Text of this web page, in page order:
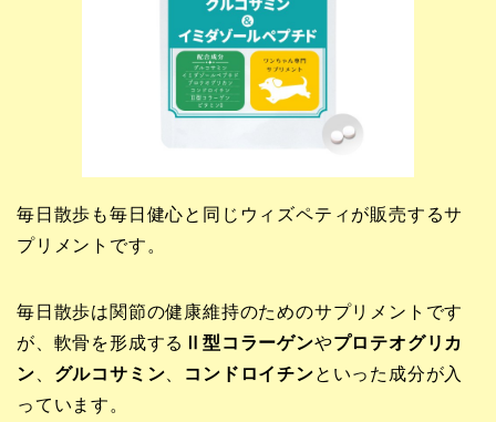
毎日散歩も毎日健心と同じウィズペティが販売するサ
プリメントです。
毎日散歩は関節の健康維持のためのサプリメントです
が、軟骨を形成する
Ⅱ型コラーゲンやプロテオグリカ
ン
グルコサミン コンドロイチンといった成分が入
っています。